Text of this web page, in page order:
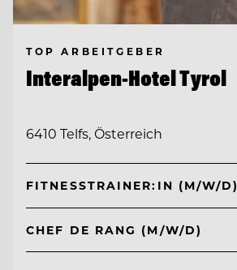
TOP ARBEITGEBER
Interalpen-Hotel Tyrol
6410 Telfs, Österreich
FITNESSTRAINER:IN (M/W/D)
CHEF DE RANG (M/W/D)